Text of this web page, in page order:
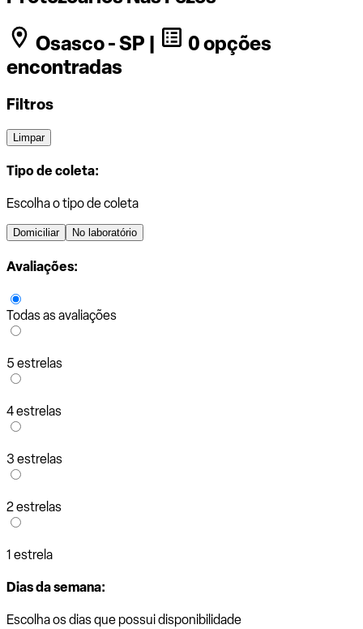
Osasco - SP |
0 opções
encontradas
Filtros
Limpar
Tipo de coleta:
Escolha o tipo de coleta
Domiciliar No laboratório
Avaliações:
Todas as avaliações
5 estrelas
4 estrelas
3 estrelas
2 estrelas
1 estrela
Dias da semana:
Escolha os dias que possui disponibilidade